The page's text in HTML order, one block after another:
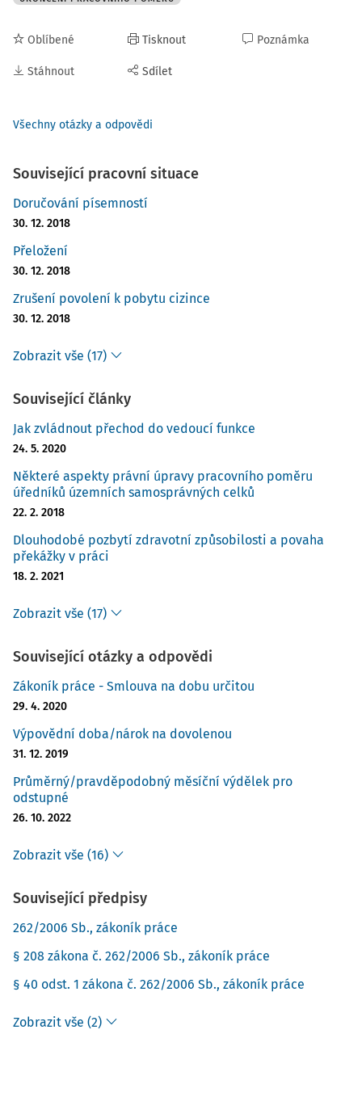
Oblíbené
Stáhnout
Tisknout
Sdílet
Poznámka
Všechny otázky a odpovědi
Související pracovní situace
Doručování písemností
30. 12. 2018
Přeložení
30. 12. 2018
Zrušení povolení k pobytu cizince
30. 12. 2018
Zobrazit vše (17)
Související články
Jak zvládnout přechod do vedoucí funkce
24. 5. 2020
Některé aspekty právní úpravy pracovního poměru
úředníků územních samosprávných celků
22. 2. 2018
Dlouhodobé pozbytí zdravotní způsobilosti a povaha
překážky v práci
18. 2. 2021
Zobrazit vše (17)
Související otázky a odpovědi
Zákoník práce - Smlouva na dobu určitou
29. 4. 2020
Výpovědní doba/nárok na dovolenou
31. 12. 2019
Průměrný/pravděpodobný měsíční výdělek pro
odstupné
26. 10. 2022
Zobrazit vše (16)
Související předpisy
262/2006 Sb., zákoník práce
§ 208 zákona č. 262/2006 Sb., zákoník práce
§ 40 odst. 1 zákona č. 262/2006 Sb., zákoník práce
Zobrazit vše (2)